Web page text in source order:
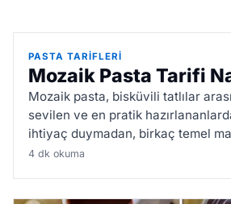
PASTA TARIFLERI
Mozaik Pasta Tarifi
Mozaik pasta, bisküvili tatlılar
sevilen ve en pratik
ihtiyaç duymadan, birkaç temel
dakikalar içinde hazırlanması, onu
4 dk okuma